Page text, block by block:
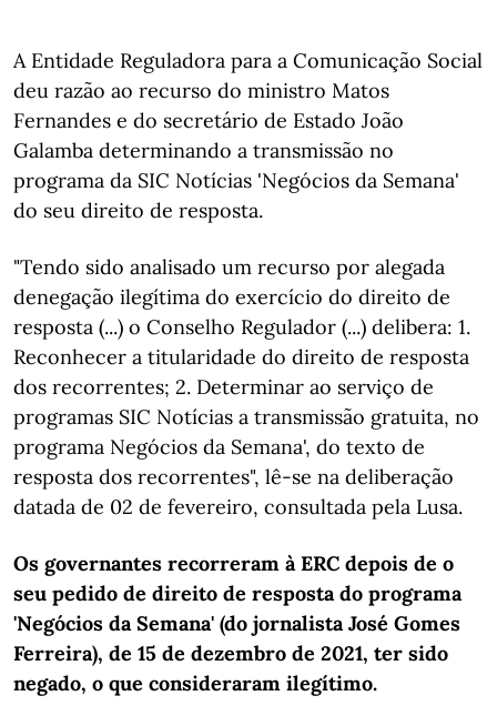
A Entidade Reguladora para a Comunicação Social
deu razão ao recurso do ministro Matos
Fernandes e do secretário de Estado João
Galamba determinando a transmissão no
programa da SIC Notícias 'Negócios da Semana'
do seu direito de resposta.
"Tendo sido analisado um recurso por alegada
denegação ilegítima do exercício do direito de
resposta (...) o Conselho Regulador (...) delibera: 1.
Reconhecer a titularidade do direito de resposta
dos recorrentes; 2. Determinar ao serviço de
programas SIC Notícias a transmissão gratuita, no
programa Negócios da Semana', do texto de
resposta dos recorrentes", lê-se na deliberação
datada de 02 de fevereiro, consultada pela Lusa.
Os governantes recorreram à ERC depois de o
seu pedido de direito de resposta do programa
'Negócios da Semana' (do jornalista José Gomes
Ferreira), de 15 de dezembro de 2021, ter sido
negado, o que consideraram ilegítimo.